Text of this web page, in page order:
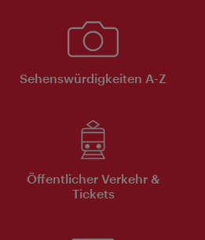
Sehenswürdigkeiten A-Z
Öffentlicher Verkehr &
Tickets